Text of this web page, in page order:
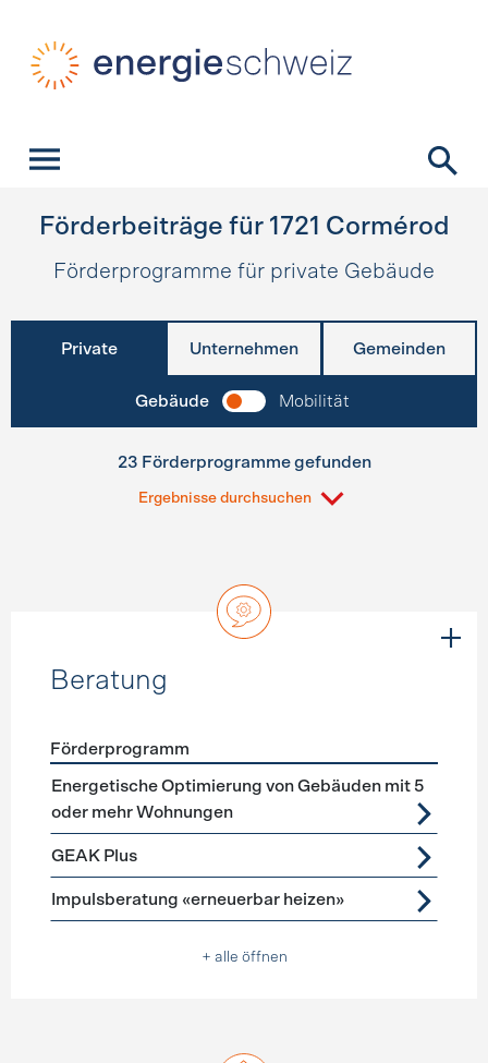
Förderbeiträge für 1721 Cormérod
Förderprogramme für private Gebäude
Private Unternehmen Gemeinden
Gebäude Mobilität
23 Förderprogramme gefunden
Ergebnisse durchsuchen
Beratung
Förderprogramme Beratung
Förderprogramm
Energetische Optimierung von Gebäuden mit 5
oder mehr Wohnungen
GEAK Plus
Impulsberatung «erneuerbar heizen»
+ alle öffnen